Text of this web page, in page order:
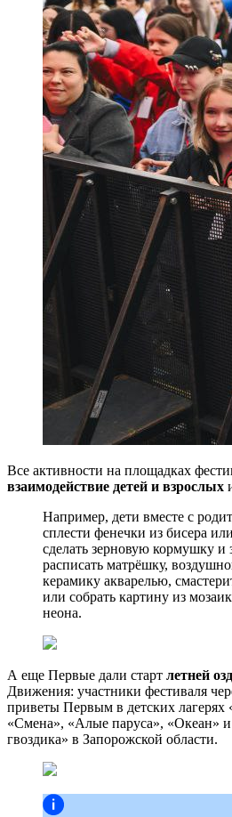
Все активности на площадках
взаимодействие детей и взрослых
Например, дети вместе с
сплести фенечки из бисера
сделать зерновую кормушку и
расписать матрёшку,
керамику акварелью,
или собрать картину из
неона.
А еще Первые дали старт летней
Движения: участники фестиваля
приветы Первым в детских лагерях
«Смена», «Алые паруса», «Океан»
гвоздика» в Запорожской области.